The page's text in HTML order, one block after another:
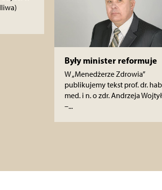
Były minister reformuje
W „Menedżerze Zdrowia”
publikujemy tekst prof. dr.
med. i n. o zdr. Andrzeja
–...